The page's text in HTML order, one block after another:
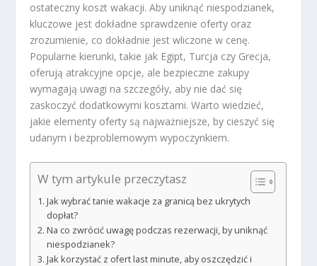
ostateczny koszt wakacji. Aby uniknąć niespodzianek,
kluczowe jest dokładne sprawdzenie oferty oraz
zrozumienie, co dokładnie jest wliczone w cenę.
Popularne kierunki, takie jak Egipt, Turcja czy Grecja,
oferują atrakcyjne opcje, ale bezpieczne zakupy
wymagają uwagi na szczegóły, aby nie dać się
zaskoczyć dodatkowymi kosztami. Warto wiedzieć,
jakie elementy oferty są najważniejsze, by cieszyć się
udanym i bezproblemowym wypoczynkiem.
W tym artykule przeczytasz
Jak wybrać tanie wakacje za granicą bez ukrytych
dopłat?
Na co zwrócić uwagę podczas rezerwacji, by uniknąć
niespodzianek?
Jak korzystać z ofert last minute, aby oszczędzić i